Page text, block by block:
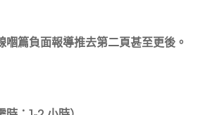
篇負面報導推去第二頁甚至更後。